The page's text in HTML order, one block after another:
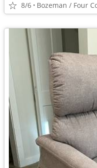
8/6 Bozeman / Four